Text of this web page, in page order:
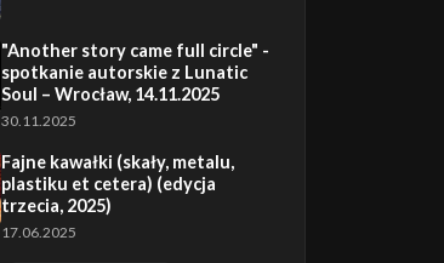
"Another story came full circle" -
spotkanie autorskie z Lunatic
Soul – Wrocław, 14.11.2025
30.11.2025
Fajne kawałki (skały, metalu,
plastiku et cetera) (edycja
trzecia, 2025)
17.06.2025